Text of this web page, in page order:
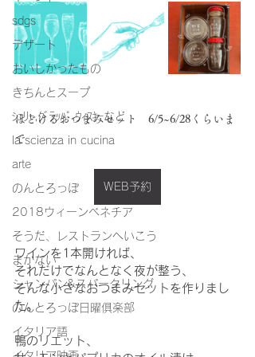
sdgs
デザート
おいしかったもの
きちんとスープ
ｼｪﾘｰ,ｸﾞﾗｯﾊﾟ,ｳｨｽｷｰなど
la scienza in cucina
arte
のんとろっぽ
2018ウィーンベネチア
そうだ、レストランへいこう
まかない
シャンパン&スパークリング
のんとろっぽ日曜俱楽部
イタリア語
ほどけるおつまみセット　6/5~6/28くらいま
で
WEB予約
ワインを1本開ければ、
それだけでなんとなく夜が整う、
そんな小さなおつまみセットを作りまし
た。
鴨のリエット、